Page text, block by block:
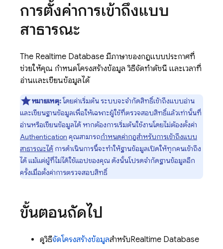
การตั้งค่าการเข้าถึงแบบ
สาธารณะ
The Realtime Database มีภาษาของกฎแบบประกาศที่
ช่วยให้คุณ กำหนดโครงสร้างข้อมูล วิธีจัดทำดัชนี และเวลาที่
อ่านและเขียนข้อมูลได้
หมายเหตุ:โดยค่าเริ่มต้น ระบบจะจำกัดสิทธิ์เข้าถึงแบบอ่าน
และเขียนฐานข้อมูลเพื่อให้เฉพาะผู้ใช้ที่ตรวจสอบสิทธิ์แล้วเท่านั้นที่
อ่านหรือเขียนข้อมูลได้ หากต้องการเริ่มต้นใช้งานโดยไม่ต้องตั้งค่า
Authentication คุณสามารถกำหนดค่ากฎสำหรับการเข้าถึงแบบ
สาธารณะได้ การดำเนินการนี้จะทำให้ฐานข้อมูลเปิดให้ทุกคนเข้าถึง
ได้ แม้แต่ผู้ที่ไม่ได้ใช้แอปของคุณ ดังนั้นโปรดจำกัดฐานข้อมูลอีก
ครั้งเมื่อตั้งค่าการตรวจสอบสิทธิ์
ขั้นตอนถัดไป
ดูวิธีจัดโครงสร้างข้อมูลสำหรับRealtime Database